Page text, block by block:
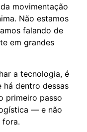
movimentação
Não estamos
falando de
em grandes
a tecnologia, é
há dentro dessas
primeiro passo
— e não
fora.